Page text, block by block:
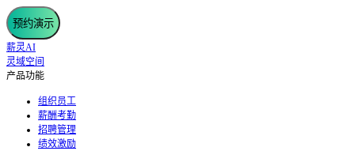
预约演示
薪灵AI
灵域空间
产品功能
组织员工
薪酬考勤
招聘管理
绩效激励